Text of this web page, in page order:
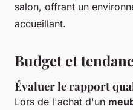
salon, offrant un
accueillant.
Budget et
Évaluer le rapport
Lors de l'achat d'un